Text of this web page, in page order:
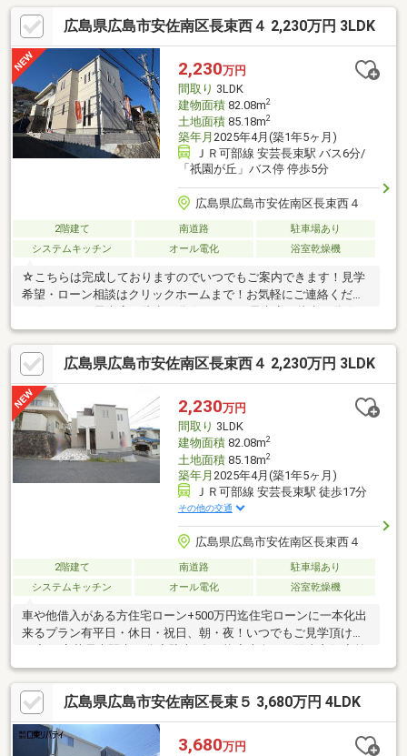
長束北店まで 徒歩6分
広島県広島市安佐南区長束西４ 2,230万円 3LDK
2,230万円
間取り 3LDK
建物面積82.08m2
土地面積85.18m2
築年月 2025年4月(築1年5ヶ月)
ＪＲ可部線 安芸長束駅 バス6分/
「祇園が丘」バス停 停歩5分
広島県広島市安佐南区長束西４
2階建て 南道路
駐車場あり
システムキッチン
オール電化 浴室乾燥機
☆こちらは完成しておりますのでいつでもご案内できます！見学
希望・ローン相談はクリックホームまで！お気軽にご連絡くださ
つる保育園 徒歩17分☆長束西小学校 徒歩11分☆長束中学校
徒歩12分☆JR安芸長束駅 徒歩17分☆広島交通 祇園が丘バス
停 徒歩5分☆オール電化☆システムキッチン☆IHクッキングヒ
ーター☆浴室暖房乾燥機☆15.68帖リビング☆２階3部屋
☆3LDK☆クロゼット☆ウォークインクローゼット3カ所
広島県広島市安佐南区長束西４ 2,230万円 3LDK
2,230万円
間取り 3LDK
建物面積82.08m2
土地面積85.18m2
築年月 2025年4月(築1年5ヶ月)
ＪＲ可部線 安芸長束駅 徒歩17分
その他の交通
広島県広島市安佐南区長束西４
2階建て 南道路
駐車場あり
システムキッチン
オール電化 浴室乾燥機
車や他借入がある方住宅ローン+500万円迄住宅ローンに一本化出
来るプラン有平日・休日・祝日、朝・夜！いつでもご見学頂けま
面道路広々6.2ｍ住宅ローン借り入れ2230円の場合 月々54045円
変動金利・40年払い・金利0.775％・ボーナス払い無しの場合現在
の家賃+駐車場代と比べてみてください◎お仕事が忙しくてなか
なか時間の取れない方夜間や早朝等、対応出来ますのでお気軽に
ご相談下さい他掲載物件も纏めてご案内・資料送付可能です
広島県広島市安佐南区長束５ 3,680万円 4LDK
3,680万円